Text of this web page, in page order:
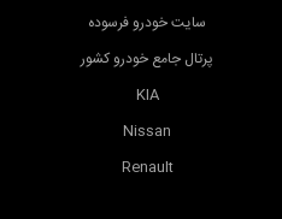
سایت خودرو فرسوده
پرتال جامع خودرو کشور
KIA
Nissan
Renault